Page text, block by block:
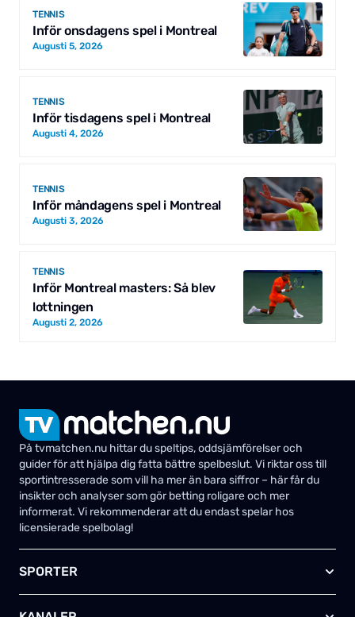
TENNIS
Inför onsdagens spel i Montreal
Augusti 5, 2026
TENNIS
Inför tisdagens spel i Montreal
Augusti 4, 2026
TENNIS
Inför måndagens spel i Montreal
Augusti 3, 2026
TENNIS
Inför Montreal masters: Så blev
lottningen
Augusti 2, 2026
På tvmatchen.nu hittar du speltips, oddsjämförelser och
guider för att hjälpa dig fatta bättre spelbeslut. Vi riktar oss till
sportintresserade som vill ha mer än bara siffror – här får du
insikter och analyser som gör betting roligare och mer
informerat. Vi rekommenderar att du endast spelar hos
licensierade spelbolag!
SPORTER